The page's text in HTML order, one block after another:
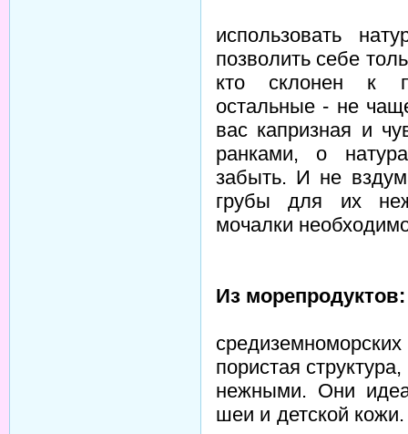
использовать
позволить себе
кто склонен к
остальные - не
вас капризная и
ранками, о
забыть. И не
грубы для их
мочалки
Из морепродуктов:
пористая
нежными. Они
шеи и детской